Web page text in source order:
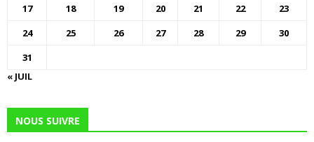
17
18 19 20 21 22
23
24
25 26 27 28 29
30
31
« JUIL
NOUS SUIVRE